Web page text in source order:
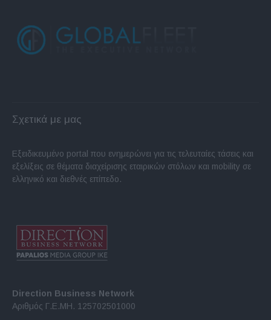
Σχετικά με μας
Εξειδικευμένο portal που ενημερώνει για τις τελευταίες τάσεις και
εξελίξεις σε θέματα διαχείρισης εταιρικών στόλων και mobility σε
ελληνικό και διεθνές επίπεδο.
Direction Business Network
Αριθμός Γ.Ε.ΜΗ. 125702501000